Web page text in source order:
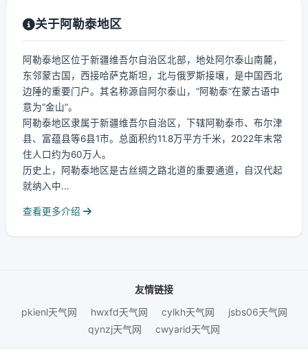
关于阿勒泰地区
阿勒泰地区位于新疆维吾尔自治区北部，地处阿尔泰山南麓，
东邻蒙古国，西接哈萨克斯坦，北与俄罗斯接壤，是中国西北
边陲的重要门户。其名称源自阿尔泰山，“阿勒泰”在蒙古语中
意为“金山”。
阿勒泰地区隶属于新疆维吾尔自治区，下辖阿勒泰市、布尔津
县、富蕴县等6县1市。总面积约11.8万平方千米，2022年末常
住人口约为60万人。
历史上，阿勒泰地区是古丝绸之路北道的重要通道，自汉代起
就纳入中...
查看更多介绍
友情链接
pkienl天气网
hwxfd天气网 cylkh天气网
jsbs06天气网
qynzj天气网
cwyarid天气网